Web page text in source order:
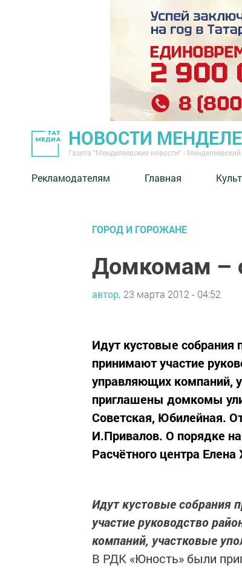
НОВОСТИ
Газета "Менделеевские новости" -
Рекламодателям Главная
ГОРОД И ГОРОЖАНЕ
Домкомам –
автор, 23 марта 2012 - 04:52
Идут кустовые
принимают участие
управляющих компаний,
приглашены домкомы
Советская, Юбилейная.
И.Привалов. О порядке
Расчётного центра
Идут кустовые собрания
участие руководство
компаний, участковые
В РДК «Юность» были